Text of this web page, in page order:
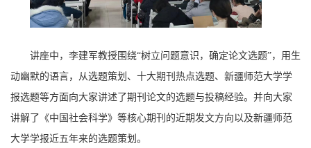
讲座中，李建军教授围绕“树立问题意识，确定论文选题”，用生
动幽默的语言，从选题策划、十大期刊热点选题、新疆师范大学学
报选题等方面向大家讲述了期刊论文的选题与投稿经验。并向大家
讲解了《中国社会科学》等核心期刊的近期发文方向以及新疆师范
大学学报近五年来的选题策划。